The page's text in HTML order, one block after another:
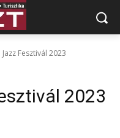
Fesztivál 2023
2023